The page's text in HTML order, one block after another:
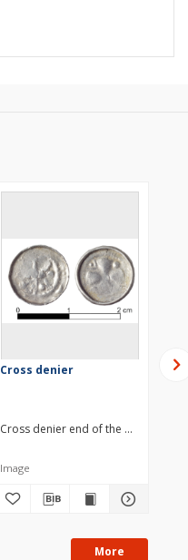
Cross denier
Cross denier end of the 11th century
Image
More